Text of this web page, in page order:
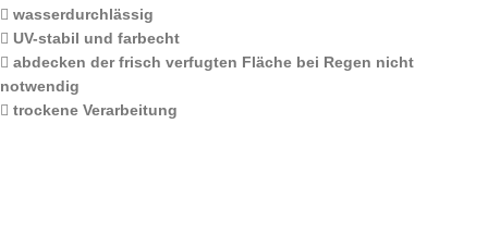
wasserdurchlässig
UV-stabil und farbecht
abdecken der frisch verfugten Fläche bei Regen nicht
notwendig
trockene Verarbeitung